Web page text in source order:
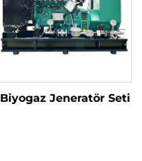
Biyogaz Jeneratör Seti